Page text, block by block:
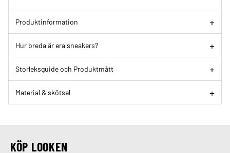
Produktinformation
Hur breda är era sneakers?
Storleksguide och Produktmått
Material & skötsel
KÖP LOOKEN